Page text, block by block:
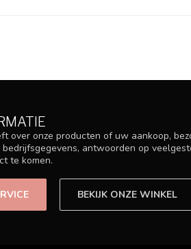
over onze producten of uw aankoop,
antwoorden op
te komen.
BEKIJK ONZE WINKEL